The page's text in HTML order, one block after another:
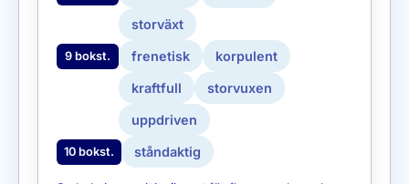
storväxt
9 bokst. frenetisk korpulent
kraftfull storvuxen
uppdriven
10 bokst. ståndaktig